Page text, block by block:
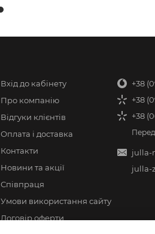
Вхід до кабінету
Про компанію
Відгуки клієнтів
Оплата і доставка
Контакти
Новини та акції
Співпраця
Умови використання сайту
Договір оферти
+38
+38
+38
julla-
julla-